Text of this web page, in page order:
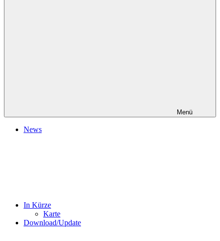
Menü
News
In Kürze
Karte
Download/Update